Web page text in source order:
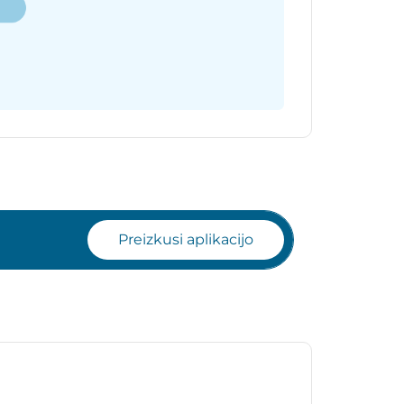
Preizkusi aplikacijo